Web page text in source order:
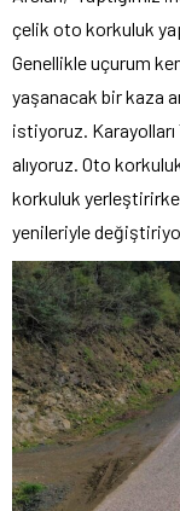
çelik oto korkuluk
Genellikle uçurum
yaşanacak bir kaza
istiyoruz.
alıyoruz. Oto
korkuluk
yenileriyle